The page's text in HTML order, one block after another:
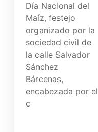
Día Nacional del
Maíz, festejo
organizado por la
sociedad civil de
la calle Salvador
Sánchez
Bárcenas,
encabezada por el
c